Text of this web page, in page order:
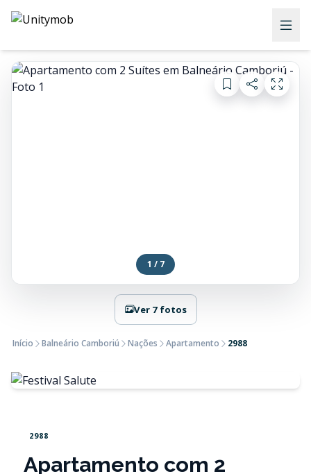
1 / 7
Ver 7 fotos
Início Balneário Camboriú Nações Apartamento 2988
2988
Apartamento com 2